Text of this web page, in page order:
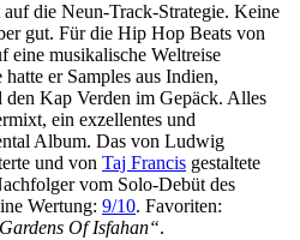
auf die Neun-Track-Strategie. Keine
gut. Für die Hip Hop Beats von
eine musikalische Weltreise
er Samples aus Indien,
Kap Verden im Gepäck. Alles
ein exzellentes und
Album. Das von Ludwig
und von Taj Francis gestaltete
vom Solo-Debüt des
Wertung: 9/10. Favoriten:
Of Isfahan“.